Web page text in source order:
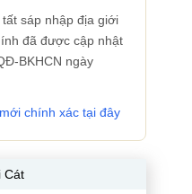
sáp nhập địa giới
đã được cập nhật
BKHCN ngày
chính xác tại đây
Cát